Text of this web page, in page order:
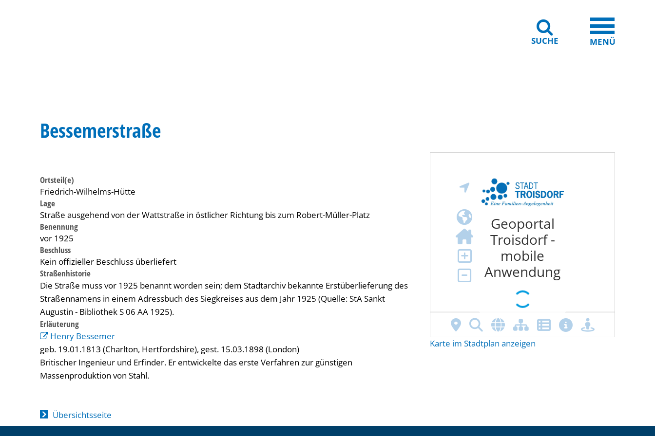
SUCHE MENÜ
Bessemerstraße
Ortsteil(e)
Friedrich-Wilhelms-Hütte
Lage
Straße ausgehend von der Wattstraße in östlicher Richtung bis zum Robert-Müller-Platz
Benennung
vor 1925
Beschluss
Kein offizieller Beschluss überliefert
Straßenhistorie
Die Straße muss vor 1925 benannt worden sein; dem Stadtarchiv bekannte Erstüberlieferung des
Straßennamens in einem Adressbuch des Siegkreises aus dem Jahr 1925 (Quelle: StA Sankt
Augustin - Bibliothek S 06 AA 1925).
Erläuterung
Henry Bessemer
geb. 19.01.1813 (Charlton, Hertfordshire), gest. 15.03.1898 (London)
Britischer Ingenieur und Erfinder. Er entwickelte das erste Verfahren zur günstigen
Massenproduktion von Stahl.
Übersichtsseite
Karte im Stadtplan anzeigen